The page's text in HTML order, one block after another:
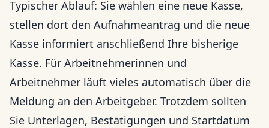
Typischer Ablauf: Sie wählen eine neue Kasse,
stellen dort den Aufnahmeantrag und die neue
Kasse informiert anschließend Ihre bisherige
Kasse. Für Arbeitnehmerinnen und
Arbeitnehmer läuft vieles automatisch über die
Meldung an den Arbeitgeber. Trotzdem sollten
Sie Unterlagen, Bestätigungen und Startdatum